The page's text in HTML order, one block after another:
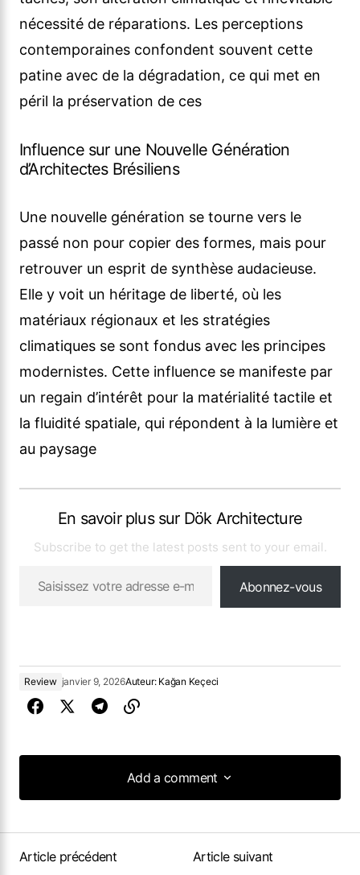
nécessité de réparations. Les perceptions
contemporaines confondent souvent cette
patine avec de la dégradation, ce qui met en
péril la préservation de ces
Influence sur une Nouvelle Génération
d’Architectes Brésiliens
Une nouvelle génération se tourne vers le
passé non pour copier des formes, mais pour
retrouver un esprit de synthèse audacieuse.
Elle y voit un héritage de liberté, où les
matériaux régionaux et les stratégies
climatiques se sont fondus avec les principes
modernistes. Cette influence se manifeste par
un regain d’intérêt pour la matérialité tactile et
la fluidité spatiale, qui répondent à la lumière et
au paysage
En savoir plus sur Dök Architecture
Subscribe to get the latest posts sent to your email.
Abonnez-vous
Review janvier 9, 2026Auteur: Kağan Keçeci
Add a comment
Add a comment
Article précédent
Article suivant